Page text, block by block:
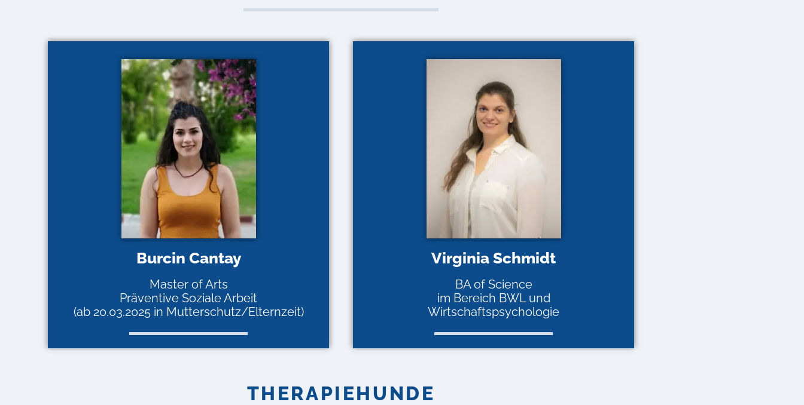
Burcin Cantay
Master of Arts
Präventive Soziale Arbeit
(ab 20.03.2025 in Mutterschutz/Elternzeit)
Virginia Schmidt
BA of Science
im Bereich BWL und
Wirtschaftspsychologie
THERAPIEHUNDE